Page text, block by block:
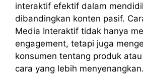
interaktif efektif dalam
dibandingkan konten pasif.
Media Interaktif tidak hanya
engagement, tetapi juga
konsumen tentang produk
cara yang lebih